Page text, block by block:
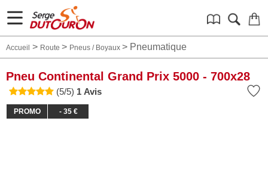
Accueil > Route > Pneus / Boyaux > Pneumatique
Pneu Continental Grand Prix 5000 - 700x28
(5/5) 1 Avis
PROMO - 35 €